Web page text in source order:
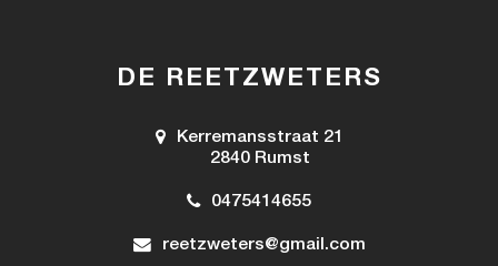
DE REETZWETERS
Kerremansstraat 21
2840 Rumst
0475414655
reetzweters@gmail.com